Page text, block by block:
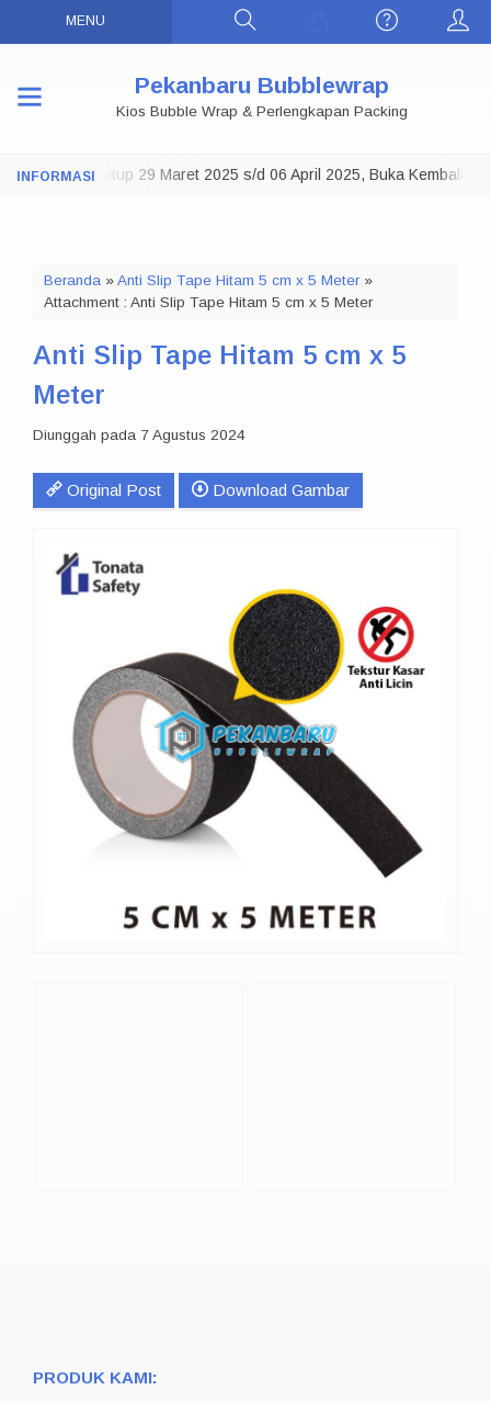
MENU
Pekanbaru Bubblewrap
Kios Bubble Wrap & Perlengkapan Packing
Toko Tutup 29 Maret 2025 s/d 06 April 2025, Buka Kembali
Beranda » Anti Slip Tape Hitam 5 cm x 5 Meter»
Attachment : Anti Slip Tape Hitam 5 cm x 5 Meter
Anti Slip Tape Hitam 5 cm x 5
Meter
Diunggah pada 7 Agustus 2024
Original Post Download Gambar
PRODUK KAMI: